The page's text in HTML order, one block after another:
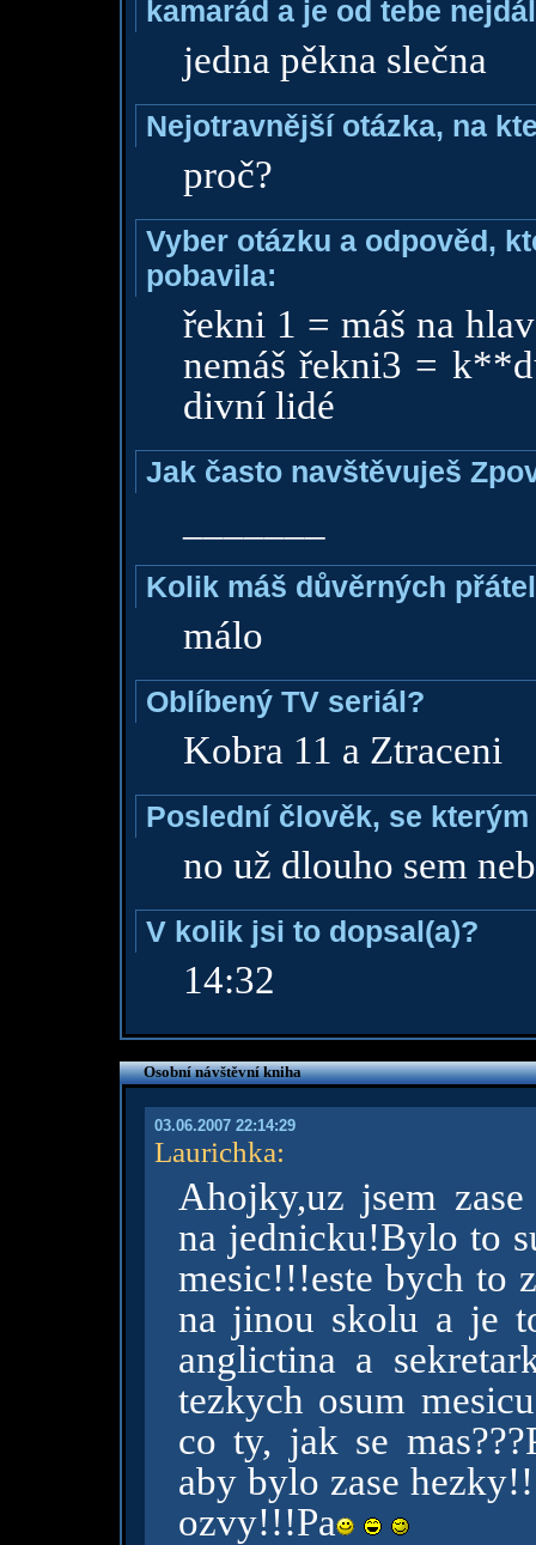
kamarád a je od tebe
jedna pěkna slečna
Nejotravnější otázka, na
proč?
Vyber otázku a odpověd,
pobavila:
řekni 1 = máš na
nemáš řekni3 =
divní lidé
Jak často navštěvuješ
Kolik máš důvěrných
málo
Oblíbený TV seriál?
Kobra 11 a Ztraceni
Poslední člověk, se
no už dlouho sem
V kolik jsi to dopsal(a)?
14:32
Osobní návštěvní kniha
03.06.2007 22:14:29
Laurichka:
Ahojky,uz jsem
na jednicku!Bylo to
mesic!!!este bych to
na jinou skolu a je
anglictina a
tezkych osum
co ty, jak se
aby bylo zase
ozvy!!!Pa